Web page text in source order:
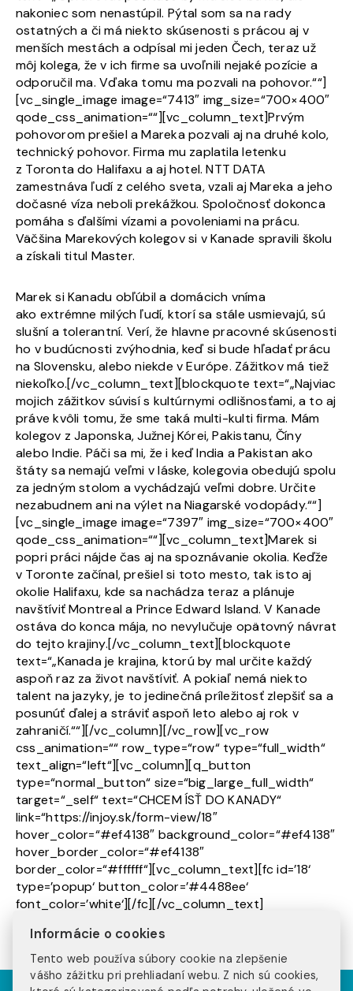
nakoniec som nenastúpil. Pýtal som sa na rady
ostatných a či má niekto skúsenosti s prácou aj v
menších mestách a odpísal mi jeden Čech, teraz už
môj kolega, že v ich firme sa uvoľnili nejaké pozície a
odporučil ma. Vďaka tomu ma pozvali na pohovor.““]
[vc_single_image image=“7413″ img_size=“700×400″
qode_css_animation=““][vc_column_text]Prvým
pohovorom prešiel a Mareka pozvali aj na druhé kolo,
technický pohovor. Firma mu zaplatila letenku
z Toronta do Halifaxu a aj hotel. NTT DATA
zamestnáva ľudí z celého sveta, vzali aj Mareka a jeho
dočasné víza neboli prekážkou. Spoločnosť dokonca
pomáha s ďalšími vízami a povoleniami na prácu.
Väčšina Marekových kolegov si v Kanade spravili školu
a získali titul Master.
Marek si Kanadu obľúbil a domácich vníma
ako extrémne milých ľudí, ktorí sa stále usmievajú, sú
slušní a tolerantní. Verí, že hlavne pracovné skúsenosti
ho v budúcnosti zvýhodnia, keď si bude hľadať prácu
na Slovensku, alebo niekde v Európe. Zážitkov má tiež
niekoľko.[/vc_column_text][blockquote text=“„Najviac
mojich zážitkov súvisí s kultúrnymi odlišnosťami, a to aj
práve kvôli tomu, že sme taká multi-kulti firma. Mám
kolegov z Japonska, Južnej Kórei, Pakistanu, Číny
alebo Indie. Páči sa mi, že i keď India a Pakistan ako
štáty sa nemajú veľmi v láske, kolegovia obedujú spolu
za jedným stolom a vychádzajú veľmi dobre. Určite
nezabudnem ani na výlet na Niagarské vodopády.““]
[vc_single_image image=“7397″ img_size=“700×400″
qode_css_animation=““][vc_column_text]Marek si
popri práci nájde čas aj na spoznávanie okolia. Keďže
v Toronte začínal, prešiel si toto mesto, tak isto aj
okolie Halifaxu, kde sa nachádza teraz a plánuje
navštíviť Montreal a Prince Edward Island. V Kanade
ostáva do konca mája, no nevylučuje opätovný návrat
do tejto krajiny.[/vc_column_text][blockquote
text=“„Kanada je krajina, ktorú by mal určite každý
aspoň raz za život navštíviť. A pokiaľ nemá niekto
talent na jazyky, je to jedinečná príležitosť zlepšiť sa a
posunúť ďalej a stráviť aspoň leto alebo aj rok v
zahraničí.““][/vc_column][/vc_row][vc_row
css_animation=““ row_type=“row“ type=“full_width“
text_align=“left“][vc_column][q_button
type=“normal_button“ size=“big_large_full_width“
target=“_self“ text=“CHCEM ÍSŤ DO KANADY“
link=“https://injoy.sk/form-view/18″
hover_color=“#ef4138″ background_color=“#ef4138″
hover_border_color=“#ef4138″
border_color=“#ffffff“][vc_column_text][fc id=’18‘
type=’popup‘ button_color=’#4488ee‘
font_color=’white‘][/fc][/vc_column_text]
Informácie o cookies
Tento web používa súbory cookie na zlepšenie
vášho zážitku pri prehliadaní webu. Z nich sú cookies,